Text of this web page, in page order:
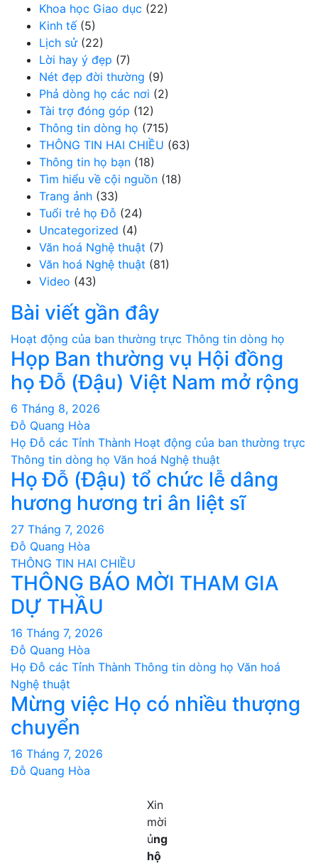
Khoa học Giao dục (22)
Kinh tế(5)
Lịch sử(22)
Lời hay ý đẹp (7)
Nét đẹp đời thường (9)
Phả dòng họ các nơi (2)
Tài trợ đóng góp (12)
Thông tin dòng họ (715)
THÔNG TIN HAI CHIỀU (63)
Thông tin họ bạn (18)
Tìm hiểu về cội nguồn (18)
Trang ảnh (33)
Tuổi trẻ họ Đỗ (24)
Uncategorized (4)
Văn hoá Nghệ thuật (7)
Văn hoá Nghệ thuật (81)
Video (43)
Bài viết gần đây
Hoạt động của ban thường trực Thông tin dòng họ
Họp Ban thường vụ Hội đồng
họ Đỗ (Đậu) Việt Nam mở rộng
6 Tháng 8, 2026
Đỗ Quang Hòa
Họ Đỗ các Tỉnh Thành Hoạt động của ban thường trực
Thông tin dòng họ Văn hoá Nghệ thuật
Họ Đỗ (Đậu) tổ chức lễ dâng
hương hương tri ân liệt sĩ
27 Tháng 7, 2026
Đỗ Quang Hòa
THÔNG TIN HAI CHIỀU
THÔNG BÁO MỜI THAM GIA
DỰ THẦU
16 Tháng 7, 2026
Đỗ Quang Hòa
Họ Đỗ các Tỉnh Thành Thông tin dòng họ Văn hoá
Nghệ thuật
Mừng việc Họ có nhiều thượng
chuyển
16 Tháng 7, 2026
Đỗ Quang Hòa
Xin
mời
ủng
hộ